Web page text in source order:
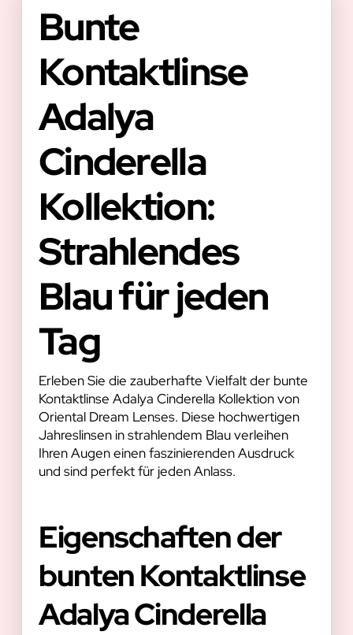
Bunte
Kontaktlinse
Adalya
Cinderella
Kollektion:
Strahlendes
Blau für jeden
Tag
Erleben Sie die zauberhafte Vielfalt der bunte
Kontaktlinse Adalya Cinderella Kollektion von
Oriental Dream Lenses. Diese hochwertigen
Jahreslinsen in strahlendem Blau verleihen
Ihren Augen einen faszinierenden Ausdruck
und sind perfekt für jeden Anlass.
Eigenschaften der
bunten Kontaktlinse
Adalya Cinderella